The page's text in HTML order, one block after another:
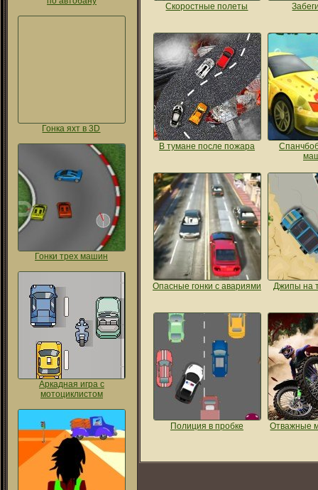
Гонка яхт в 3D
Гонки трех машин
Аркадная игра с
мотоциклистом
Скоростные полеты
В тумане после пожара
Опасные гонки с авариями Джипы на
Полиция в пробке Отважные